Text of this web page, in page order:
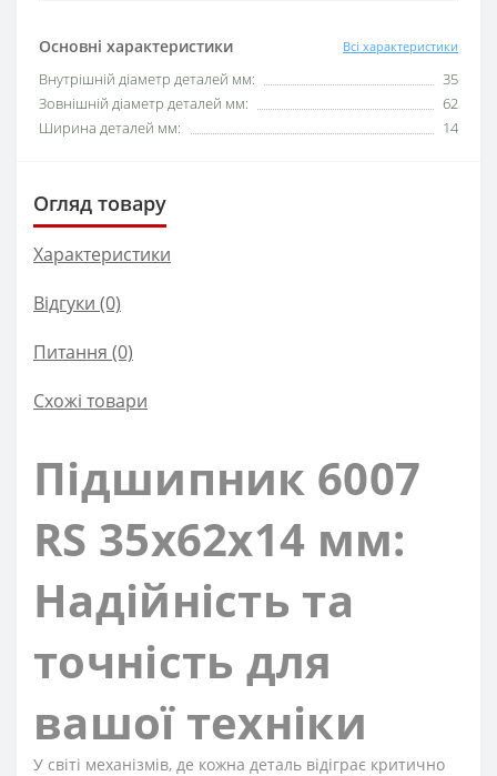
Основні характеристики Всі характеристики
Внутрішній діаметр деталей мм:
35
Зовнішній діаметр деталей мм:
62
Ширина деталей мм:
14
Огляд товару
Характеристики
Відгуки (0)
Питання (0)
Схожі товари
Підшипник 6007
RS 35x62x14 мм:
Надійність та
точність для
вашої техніки
У світі механізмів, де кожна деталь відіграє критично